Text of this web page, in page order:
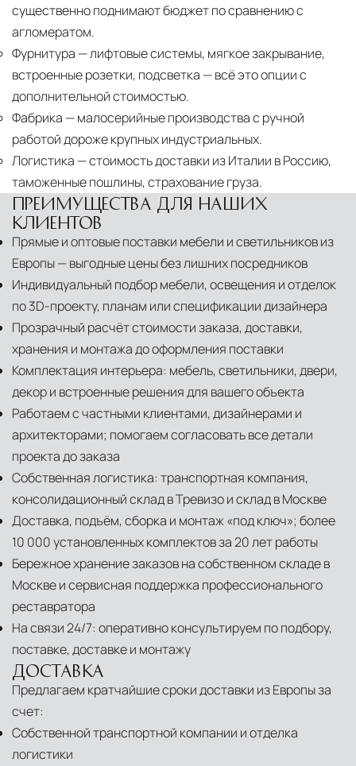
существенно поднимают бюджет по сравнению с
агломератом.
Фурнитура — лифтовые системы, мягкое закрывание,
встроенные розетки, подсветка — всё это опции с
дополнительной стоимостью.
Фабрика — малосерийные производства с ручной
работой дороже крупных индустриальных.
Логистика — стоимость доставки из Италии в Россию,
таможенные пошлины, страхование груза.
ПРЕИМУЩЕСТВА ДЛЯ НАШИХ
КЛИЕНТОВ
Прямые и оптовые поставки мебели и светильников из
Европы — выгодные цены без лишних посредников
Индивидуальный подбор мебели, освещения и отделок
по 3D-проекту, планам или спецификации дизайнера
Прозрачный расчёт стоимости заказа, доставки,
хранения и монтажа до оформления поставки
Комплектация интерьера: мебель, светильники, двери,
декор и встроенные решения для вашего объекта
Работаем с частными клиентами, дизайнерами и
архитекторами; помогаем согласовать все детали
проекта до заказа
Собственная логистика: транспортная компания,
консолидационный склад в Тревизо и склад в Москве
Доставка, подъём, сборка и монтаж «под ключ»; более
10 000 установленных комплектов за 20 лет работы
Бережное хранение заказов на собственном складе в
Москве и сервисная поддержка профессионального
реставратора
На связи 24/7: оперативно консультируем по подбору,
поставке, доставке и монтажу
ДОСТАВКА
Предлагаем кратчайшие сроки доставки из Европы за
счет:
Собственной транспортной компании и отделка
логистики